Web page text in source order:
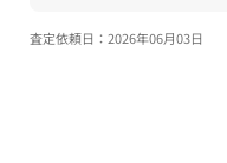
査定依頼日：2026年06月03日